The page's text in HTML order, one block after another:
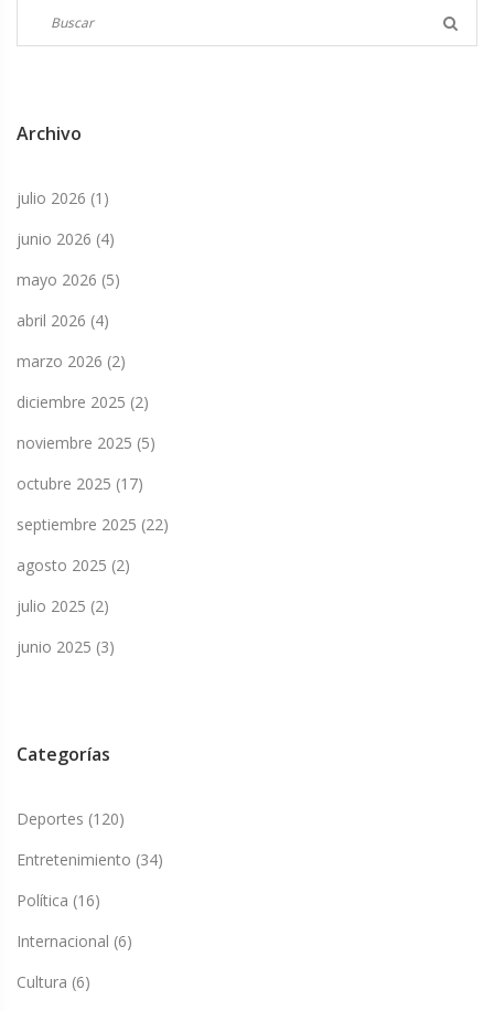
Archivo
julio 2026 (1)
junio 2026 (4)
mayo 2026 (5)
abril 2026 (4)
marzo 2026 (2)
diciembre 2025 (2)
noviembre 2025 (5)
octubre 2025 (17)
septiembre 2025 (22)
agosto 2025 (2)
julio 2025 (2)
junio 2025 (3)
Categorías
Deportes (120)
Entretenimiento (34)
Política (16)
Internacional (6)
Cultura (6)